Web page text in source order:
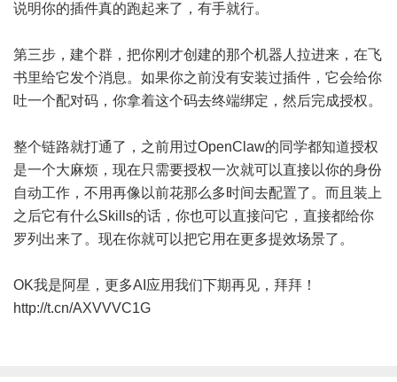
说明你的插件真的跑起来了，有手就行。
第三步，建个群，把你刚才创建的那个机器人拉进来，在飞
书里给它发个消息。如果你之前没有安装过插件，它会给你
吐一个配对码，你拿着这个码去终端绑定，然后完成授权。
整个链路就打通了，之前用过OpenClaw的同学都知道授权
是一个大麻烦，现在只需要授权一次就可以直接以你的身份
自动工作，不用再像以前花那么多时间去配置了。而且装上
之后它有什么Skills的话，你也可以直接问它，直接都给你
罗列出来了。现在你就可以把它用在更多提效场景了。
OK我是阿星，更多AI应用我们下期再见，拜拜！
http://t.cn/AXVVVC1G